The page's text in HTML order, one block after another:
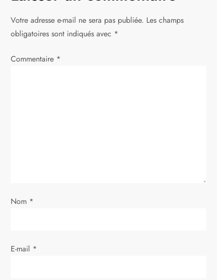
g
a
t
’
r
Votre adresse e-mail ne sera pas publiée. Les champs
obligatoires sont indiqués avec *
Commentaire *
Nom *
E-mail *